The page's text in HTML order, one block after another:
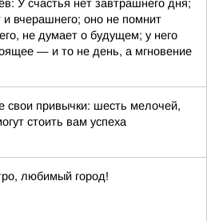
У счастья нет завтрашнего дня;
и вчерашнего; оно не помнит
не думает о будущем; у него
— и то не день, а мгновение
свои привычки: шесть мелочей,
стоить вам успеха
любимый город!